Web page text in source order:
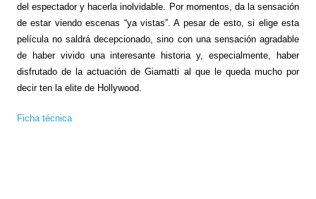
del espectador y hacerla inolvidable. Por momentos, da la sensación
de estar viendo escenas “ya vistas”. A pesar de esto, si elige esta
película no saldrá decepcionado, sino con una sensación agradable
de haber vivido una interesante historia y, especialmente, haber
disfrutado de la actuación de Giamatti al que le queda mucho por
decir ten la elite de Hollywood.
Ficha técnica